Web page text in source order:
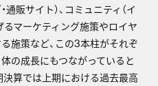
通販サイト）、コミュニティ（イ
るマーケティング施策やロイヤ
施策など、この3本柱がそれぞ
の成長にもつながっていると
算では上期における過去最高